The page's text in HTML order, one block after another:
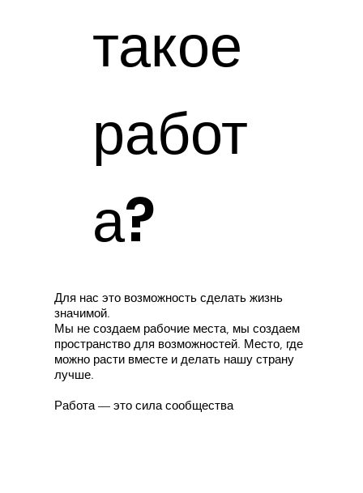
такое
работ
а?
Для нас это возможность сделать жизнь
значимой.
Мы не создаем рабочие места, мы создаем
пространство для возможностей. Место, где
можно расти вместе и делать нашу страну
лучше.
Работа — это сила сообщества